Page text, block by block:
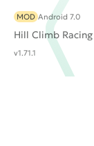
Hill Climb Racing
MOD Android 7.0
v1.71.1